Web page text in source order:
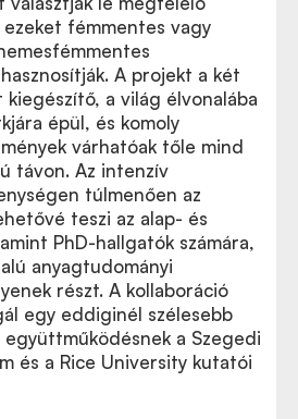
fémmentes vagy
A projekt a két
a világ élvonalába
épül, és komoly
várhatóak tőle mind
távon. Az intenzív
túlmenően az
teszi az alap- és
PhD-hallgatók számára,
anyagtudományi
részt. A kollaboráció
egy eddiginél szélesebb
a Szegedi
és a Rice University kutatói